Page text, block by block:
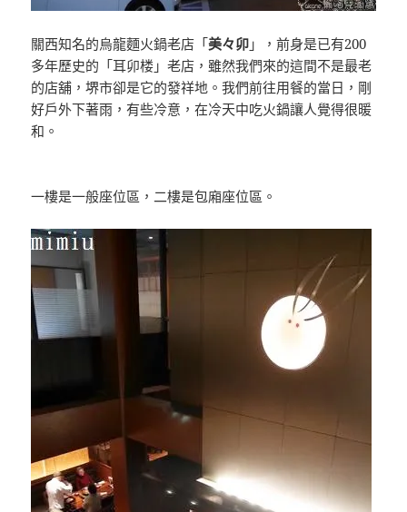
關西知名的烏龍麵火鍋老店「美々卯 」，前身是已有200
多年歷史的「耳卯楼」老店，雖然我們來的這間不是最老
的店舖，堺市卻是它的發祥地。我們前往用餐的當日，剛
好戶外下著雨，有些冷意，在冷天中吃火鍋讓人覺得很暖
和。
一樓是一般座位區，二樓是包廂座位區。